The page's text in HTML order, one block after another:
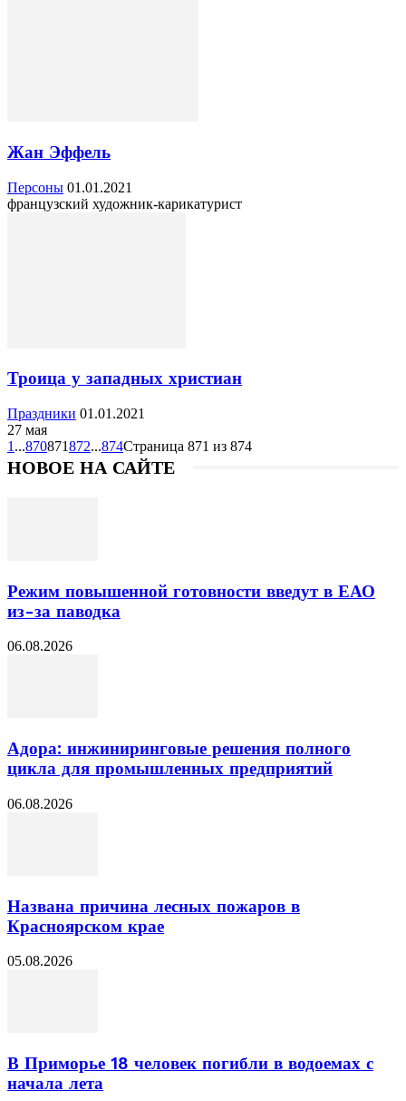
Жан Эффель
Персоны 01.01.2021
французский художник-карикатурист
Троица у западных христиан
Праздники 01.01.2021
27 мая
1 ...870871872...874Страница 871 из 874
НОВОЕ НА САЙТЕ
Режим повышенной готовности введут в ЕАО
из-за паводка
06.08.2026
Адора: инжиниринговые решения полного
цикла для промышленных предприятий
06.08.2026
Названа причина лесных пожаров в
Красноярском крае
05.08.2026
В Приморье 18 человек погибли в водоемах с
начала лета